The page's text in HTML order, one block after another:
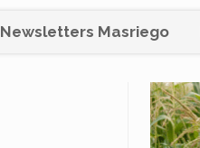
Newsletters Masriego